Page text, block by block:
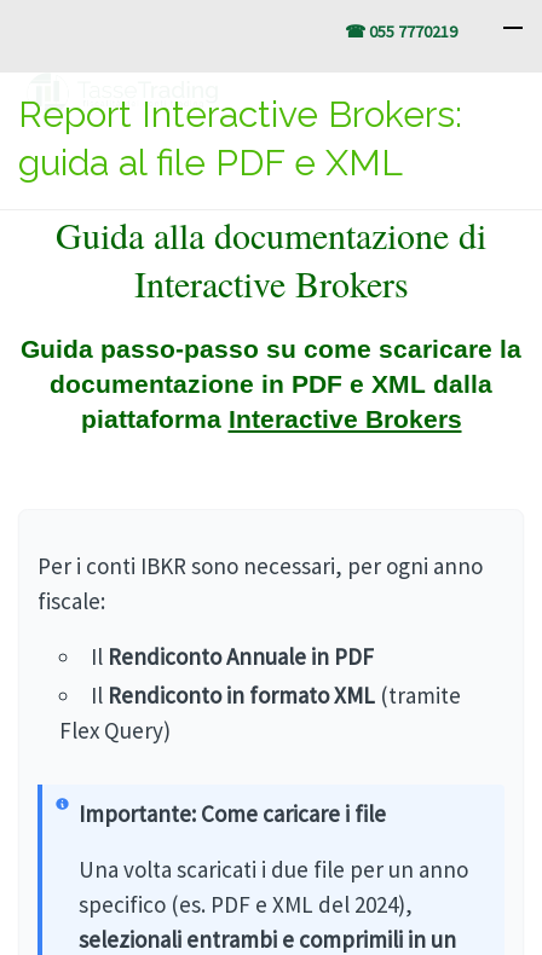
☎ 055 7770219
Report Interactive Brokers:
guida al file PDF e XML
Guida alla documentazione di
Interactive Brokers
Guida passo-passo su come scaricare la
documentazione in PDF e XML dalla
piattaforma Interactive Brokers
Per i conti IBKR sono necessari, per ogni anno
fiscale:
Il Rendiconto Annuale in PDF
Il Rendiconto in formato XML (tramite
Flex Query)
Importante: Come caricare i file
Una volta scaricati i due file per un anno
specifico (es. PDF e XML del 2024),
selezionali entrambi e comprimili in un